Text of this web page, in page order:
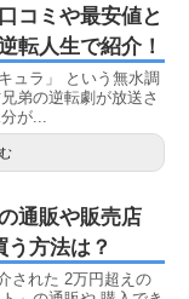
コミや最安値と
転人生で紹介！
ュラ」 という無水調
弟の逆転劇が放送さ
が...
通販や販売店
方法は？
された 2万円超えの